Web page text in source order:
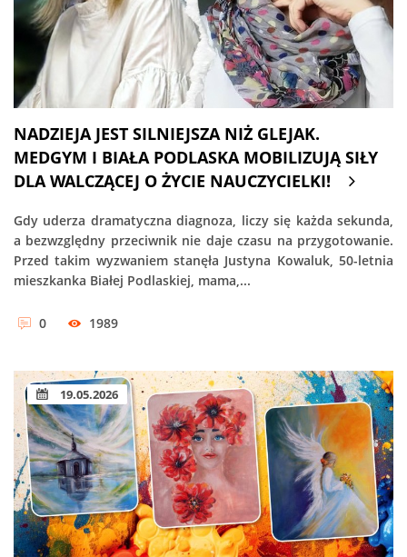
NADZIEJA JEST SILNIEJSZA NIŻ GLEJAK.
MEDGYM I BIAŁA PODLASKA MOBILIZUJĄ SIŁY
DLA WALCZĄCEJ O ŻYCIE NAUCZYCIELKI!
Gdy uderza dramatyczna diagnoza, liczy się każda sekunda,
a bezwzględny przeciwnik nie daje czasu na przygotowanie.
Przed takim wyzwaniem stanęła Justyna Kowaluk, 50-letnia
mieszkanka Białej Podlaskiej, mama,...
0 1989
19.05.2026